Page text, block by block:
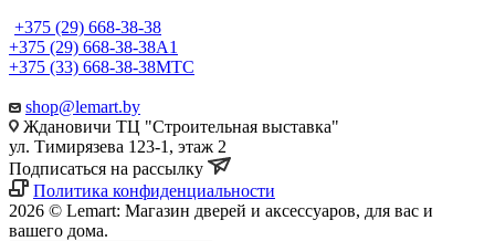
+375 (29) 668-38-38
+375 (29) 668-38-38A1
+375 (33) 668-38-38МТС
shop@lemart.by
Ждановичи ТЦ "Строительная выставка"
ул. Тимирязева 123-1, этаж 2
Подписаться на рассылку
Политика конфиденциальности
2026 © Lemart: Магазин дверей и аксессуаров, для вас и
вашего дома.